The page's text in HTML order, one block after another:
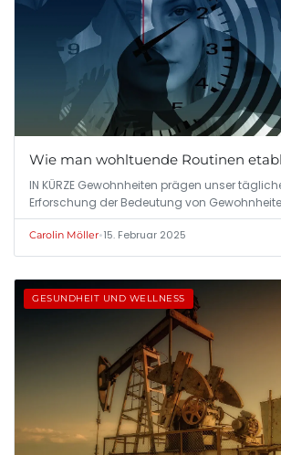
Wie man wohltuende Routinen
IN KÜRZE Gewohnheiten prägen unser
Erforschung der Bedeutung von
Carolin Möller•15. Februar 2025
GESUNDHEIT UND WELLNESS